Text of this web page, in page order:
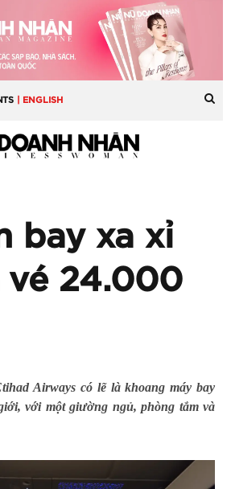
| ENGLISH
bay xa xỉ
vé 24.000
Airways có lẽ là khoang máy bay
với một giường ngủ, phòng tắm và